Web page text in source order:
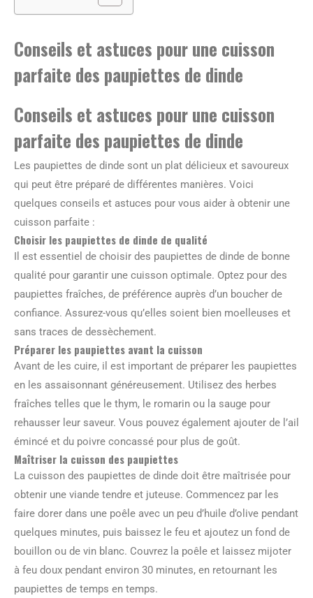
Conseils et astuces pour une cuisson
parfaite des paupiettes de dinde
Conseils et astuces pour une cuisson
parfaite des paupiettes de dinde
Les paupiettes de dinde sont un plat délicieux et savoureux
qui peut être préparé de différentes manières. Voici
quelques conseils et astuces pour vous aider à obtenir une
cuisson parfaite :
Choisir les paupiettes de dinde de qualité
Il est essentiel de choisir des paupiettes de dinde de bonne
qualité pour garantir une cuisson optimale. Optez pour des
paupiettes fraîches, de préférence auprès d’un boucher de
confiance. Assurez-vous qu’elles soient bien moelleuses et
sans traces de dessèchement.
Préparer les paupiettes avant la cuisson
Avant de les cuire, il est important de préparer les paupiettes
en les assaisonnant généreusement. Utilisez des herbes
fraîches telles que le thym, le romarin ou la sauge pour
rehausser leur saveur. Vous pouvez également ajouter de l’ail
émincé et du poivre concassé pour plus de goût.
Maîtriser la cuisson des paupiettes
La cuisson des paupiettes de dinde doit être maîtrisée pour
obtenir une viande tendre et juteuse. Commencez par les
faire dorer dans une poêle avec un peu d’huile d’olive pendant
quelques minutes, puis baissez le feu et ajoutez un fond de
bouillon ou de vin blanc. Couvrez la poêle et laissez mijoter
à feu doux pendant environ 30 minutes, en retournant les
paupiettes de temps en temps.